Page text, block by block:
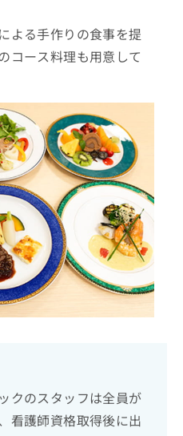
よる手作りの食事を提
コース料理も用意して
クのスタッフは全員が
看護師資格取得後に出